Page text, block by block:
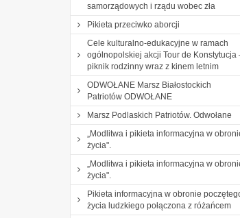
samorządowych i rządu wobec zła
Pikieta przeciwko aborcji
Cele kulturalno-edukacyjne w ramach
ogólnopolskiej akcji Tour de
piknik rodzinny wraz z kinem letnim
ODWOŁANE Marsz Białostockich
Patriotów ODWOŁANE
Marsz Podlaskich Patriotów. Odwołane
„Modlitwa i pikieta informacyjna w
życia".
„Modlitwa i pikieta informacyjna w
życia".
Pikieta informacyjna w obronie
życia ludzkiego połączona z różańcem